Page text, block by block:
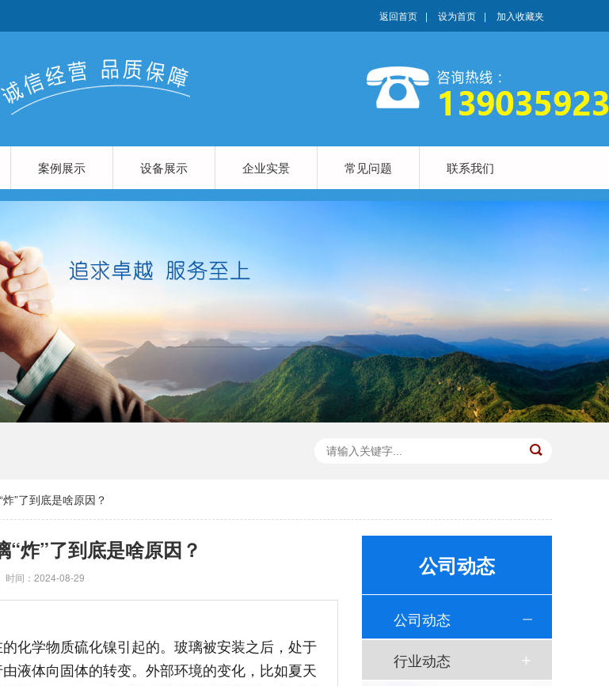
返回首页 | 设为首页 | 加入收藏夹
案例展示 设备展示 企业实景 常见问题 联系我们
”了到底是啥原因？
公司动态
公司动态
行业动态
炸”了到底是啥原因？
时间：2024-08-29
化学物质硫化镍引起的。玻璃被安装之后，处于
液体向固体的转变。外部环境的变化，比如夏天